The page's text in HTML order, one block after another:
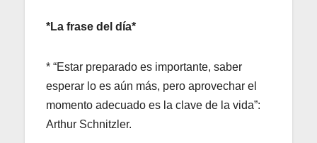
*La frase del día*
* “Estar preparado es importante, saber
esperar lo es aún más, pero aprovechar el
momento adecuado es la clave de la vida”:
Arthur Schnitzler.